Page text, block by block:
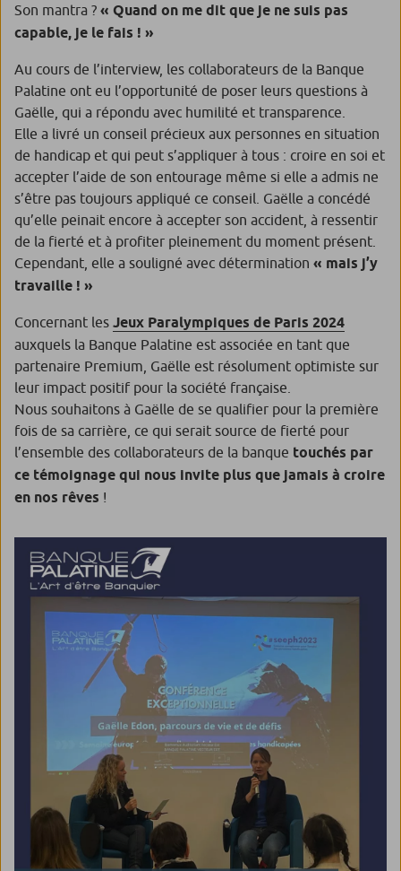
Son mantra ? « Quand on me dit que je ne suis pas
capable, je le fais ! »
Au cours de l’interview, les collaborateurs de la Banque
Palatine ont eu l’opportunité de poser leurs questions à
Gaëlle, qui a répondu avec humilité et transparence.
Elle a livré un conseil précieux aux personnes en situation
de handicap et qui peut s’appliquer à tous : croire en soi et
accepter l’aide de son entourage même si elle a admis ne
s’être pas toujours appliqué ce conseil. Gaëlle a concédé
qu’elle peinait encore à accepter son accident, à ressentir
de la fierté et à profiter pleinement du moment présent.
Cependant, elle a souligné avec détermination « mais j’y
travaille ! »
Concernant les Jeux Paralympiques de Paris 2024
auxquels la Banque Palatine est associée en tant que
partenaire Premium, Gaëlle est résolument optimiste sur
leur impact positif pour la société française.
Nous souhaitons à Gaëlle de se qualifier pour la première
fois de sa carrière, ce qui serait source de fierté pour
l’ensemble des collaborateurs de la banque touchés par
ce témoignage qui nous invite plus que jamais à croire
en nos rêves !